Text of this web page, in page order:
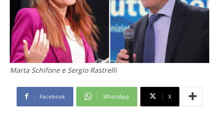
Marta Schifone e Sergio Rastrelli
Facebook WhatsApp X